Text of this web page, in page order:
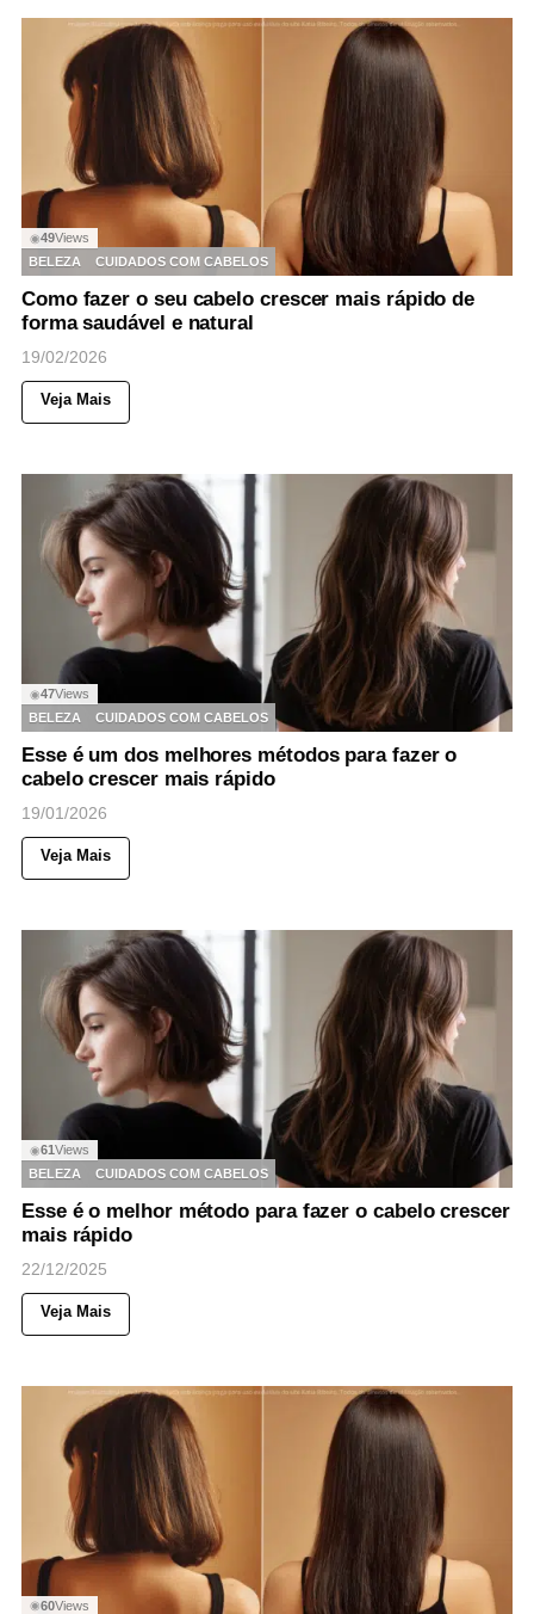
◉49Views
BELEZA
CUIDADOS COM CABELOS
Como fazer o seu cabelo crescer mais rápido de
forma saudável e natural
19/02/2026
Veja Mais
◉47Views
BELEZA
CUIDADOS COM CABELOS
Esse é um dos melhores métodos para fazer o
cabelo crescer mais rápido
19/01/2026
Veja Mais
◉61Views
BELEZA
CUIDADOS COM CABELOS
Esse é o melhor método para fazer o cabelo crescer
mais rápido
22/12/2025
Veja Mais
◉60Views